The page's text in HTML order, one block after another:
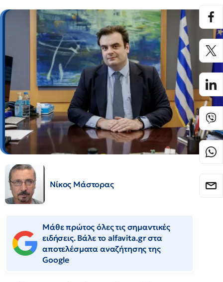
Νίκος Μάστορας
Μάθε πρώτος όλες τις σημαντικές
ειδήσεις. Βάλε το alfavita.gr στα
αποτελέσματα αναζήτησης της
Google